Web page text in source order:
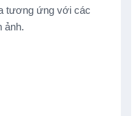
tương ứng với các
ảnh.